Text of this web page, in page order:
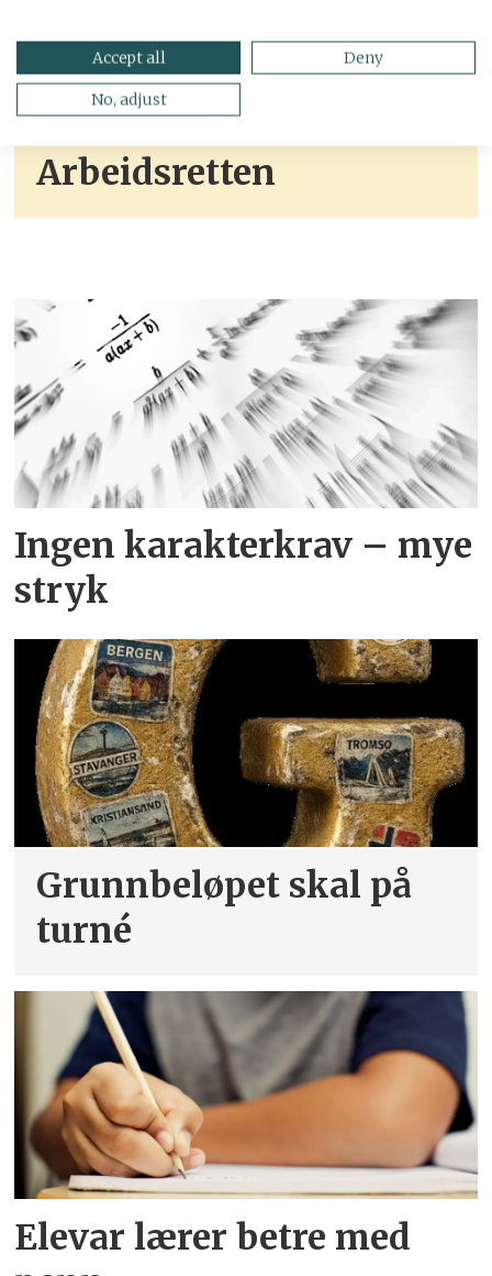
Dommer i
Arbeidsretten
Ingen karakterkrav – mye
stryk
Grunnbeløpet skal på
turné
Elevar lærer betre med
Accept all Deny
No, adjust